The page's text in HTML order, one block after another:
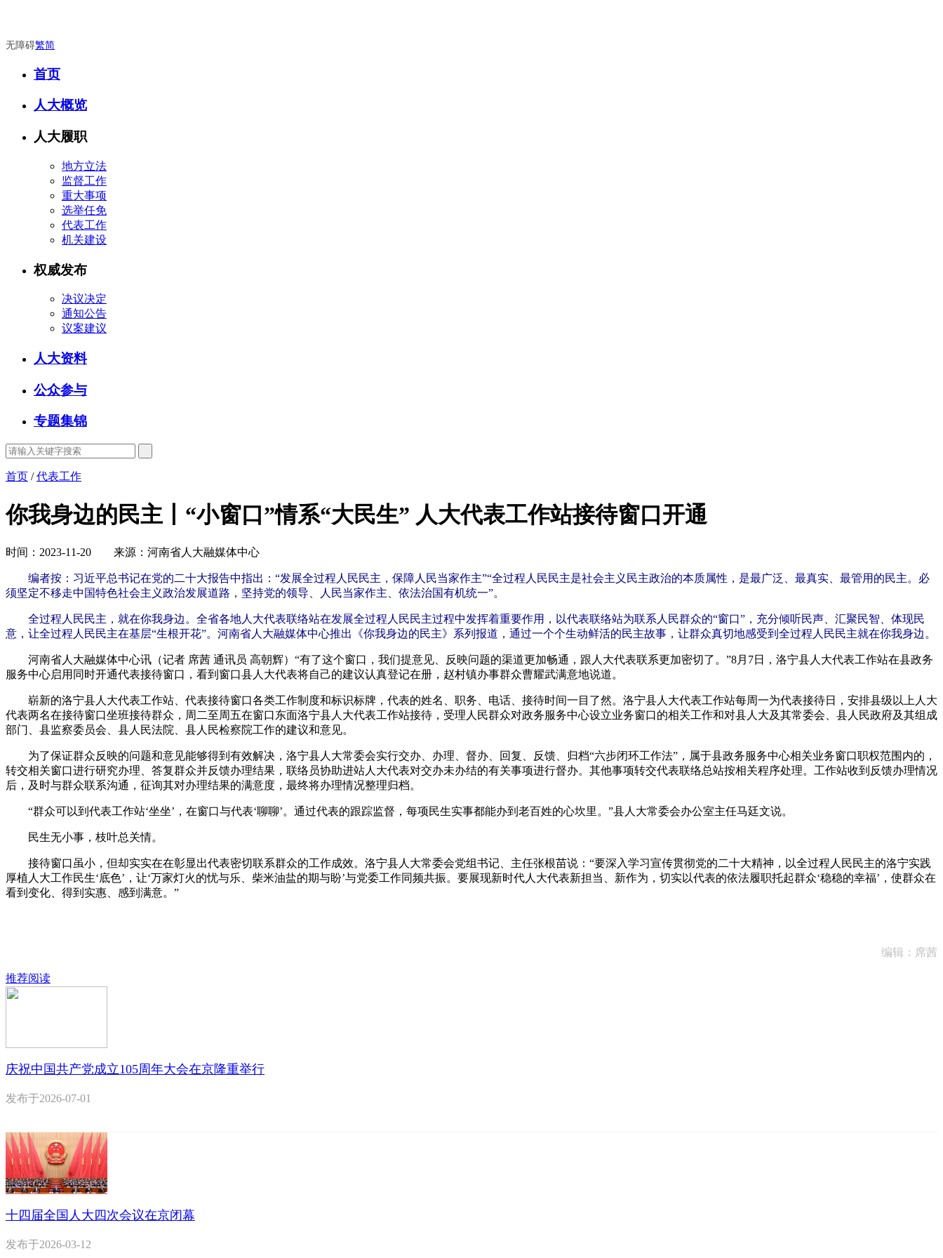
无障碍繁简
首页
人大概览
人大履职
地方立法
监督工作
重大事项
选举任免
代表工作
机关建设
权威发布
决议决定
通知公告
议案建议
人大资料
公众参与
专题集锦
首页 /代表工作
你我身边的民主丨“小窗口”情系“大民生” 人大代表工作站接待窗口开通
时间：2023-11-20 来源：河南省人大融媒体中心
编者按：习近平总书记在党的二十大报告中指出：“发展全过程人民民主，保障人民当家作主”“全过程人民民主是社会主义民主政治的本质属性，是最广泛、最真实、最管用的民主。必
须坚定不移走中国特色社会主义政治发展道路，坚持党的领导、人民当家作主、依法治国有机统一”。
全过程人民民主，就在你我身边。全省各地人大代表联络站在发展全过程人民民主过程中发挥着重要作用，以代表联络站为联系人民群众的“窗口”，充分倾听民声、汇聚民智、体现民
意，让全过程人民民主在基层“生根开花”。河南省人大融媒体中心推出《你我身边的民主》系列报道，通过一个个生动鲜活的民主故事，让群众真切地感受到全过程人民民主就在你我身边。
河南省人大融媒体中心讯（记者 席茜 通讯员 高朝辉）“有了这个窗口，我们提意见、反映问题的渠道更加畅通，跟人大代表联系更加密切了。”8月7日，洛宁县人大代表工作站在县政务
服务中心启用同时开通代表接待窗口，看到窗口县人大代表将自己的建议认真登记在册，赵村镇办事群众曹耀武满意地说道。
崭新的洛宁县人大代表工作站、代表接待窗口各类工作制度和标识标牌，代表的姓名、职务、电话、接待时间一目了然。洛宁县人大代表工作站每周一为代表接待日，安排县级以上人大
代表两名在接待窗口坐班接待群众，周二至周五在窗口东面洛宁县人大代表工作站接待，受理人民群众对政务服务中心设立业务窗口的相关工作和对县人大及其常委会、县人民政府及其组成
部门、县监察委员会、县人民法院、县人民检察院工作的建议和意见。
为了保证群众反映的问题和意见能够得到有效解决，洛宁县人大常委会实行交办、办理、督办、回复、反馈、归档“六步闭环工作法”，属于县政务服务中心相关业务窗口职权范围内的，
转交相关窗口进行研究办理、答复群众并反馈办理结果，联络员协助进站人大代表对交办未办结的有关事项进行督办。其他事项转交代表联络总站按相关程序处理。工作站收到反馈办理情况
后，及时与群众联系沟通，征询其对办理结果的满意度，最终将办理情况整理归档。
“群众可以到代表工作站‘坐坐’，在窗口与代表‘聊聊’。通过代表的跟踪监督，每项民生实事都能办到老百姓的心坎里。”县人大常委会办公室主任马廷文说。
民生无小事，枝叶总关情。
接待窗口虽小，但却实实在在彰显出代表密切联系群众的工作成效。洛宁县人大常委会党组书记、主任张根苗说：“要深入学习宣传贯彻党的二十大精神，以全过程人民民主的洛宁实践
厚植人大工作民生‘底色’，让‘万家灯火的忧与乐、柴米油盐的期与盼’与党委工作同频共振。要展现新时代人大代表新担当、新作为，切实以代表的依法履职托起群众‘稳稳的幸福’，使群众在
看到变化、得到实惠、感到满意。”
编辑：席茜
推荐阅读
庆祝中国共产党成立105周年大会在京隆重举行
发布于2026-07-01
十四届全国人大四次会议在京闭幕
发布于2026-03-12